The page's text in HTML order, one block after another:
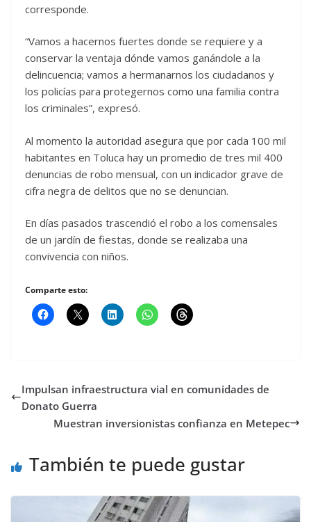
corresponde.
“Vamos a hacernos fuertes donde se requiere y a
conservar la ventaja dónde vamos ganándole a la
delincuencia; vamos a hermanarnos los ciudadanos y
los policías para protegernos como una familia contra
los criminales”, expresó.
Al momento la autoridad asegura que por cada 100 mil
habitantes en Toluca hay un promedio de tres mil 400
denuncias de robo mensual, con un indicador grave de
cifra negra de delitos que no se denuncian.
En días pasados trascendió el robo a los comensales
de un jardín de fiestas, donde se realizaba una
convivencia con niños.
Comparte esto:
Impulsan infraestructura vial en comunidades de
Donato Guerra
Muestran inversionistas confianza en Metepec
También te puede gustar